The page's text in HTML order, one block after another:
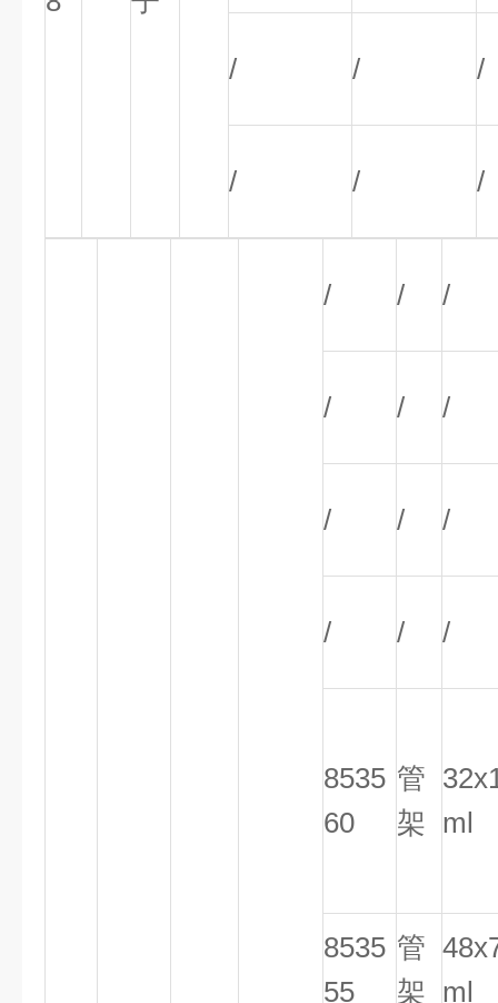
/ / /
/ / /
/ / /
/ / /
/ / /
/ / /
8535
60
管
架 ml
8535
55
管
架 ml